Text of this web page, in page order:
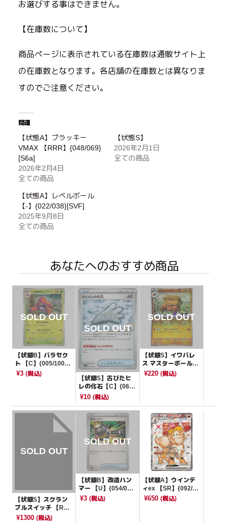
お選びする事はできません。
【在庫数について】
商品ページに表示されている在庫数は通販サイト上
の在庫数となります。各店舗の在庫数とは異なりま
すのでご注意ください。
関連
【状態A】ブラッキー
VMAX 【RRR】{048/069}
[S6a]
2026年2月4日
全ての商品
【状態S】
2026年2月1日
全ての商品
【状態A】レベルボール
【-】{022/038}[SVF]
2025年9月8日
全ての商品
あなたへのおすすめ商品
【状態B】パラセク
ト 【C】{005/100}
[SV9]
¥3 (税込)
【状態S】古びたヒ
レの化石【C】{069/
080}[M3]
¥10(税込)
【状態S】イワパレ
ス マスターボールミ
ラー【U】{055/086}
¥220 (税込)
【状態S】スクラン
ブルスイッチ 【R】
{068/070}[その他]
¥1300 (税込)
【状態B】改造ハン
マー 【U】{054/06
6}[SV5a]
¥3(税込)
【状態A】ウインデ
ィex 【SR】{092/07
8}[SV1V]
¥650 (税込)